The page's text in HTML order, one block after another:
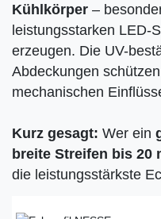
Kühlkörper –
leistungsstarken LED-
erzeugen. Die UV-
Abdeckungen
mechanischen
Kurz gesagt: Wer ein
breite Streifen bis 20
die leistungsstärkste